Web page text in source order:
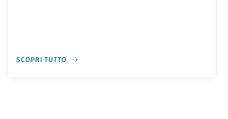
SCOPRI TUTTO